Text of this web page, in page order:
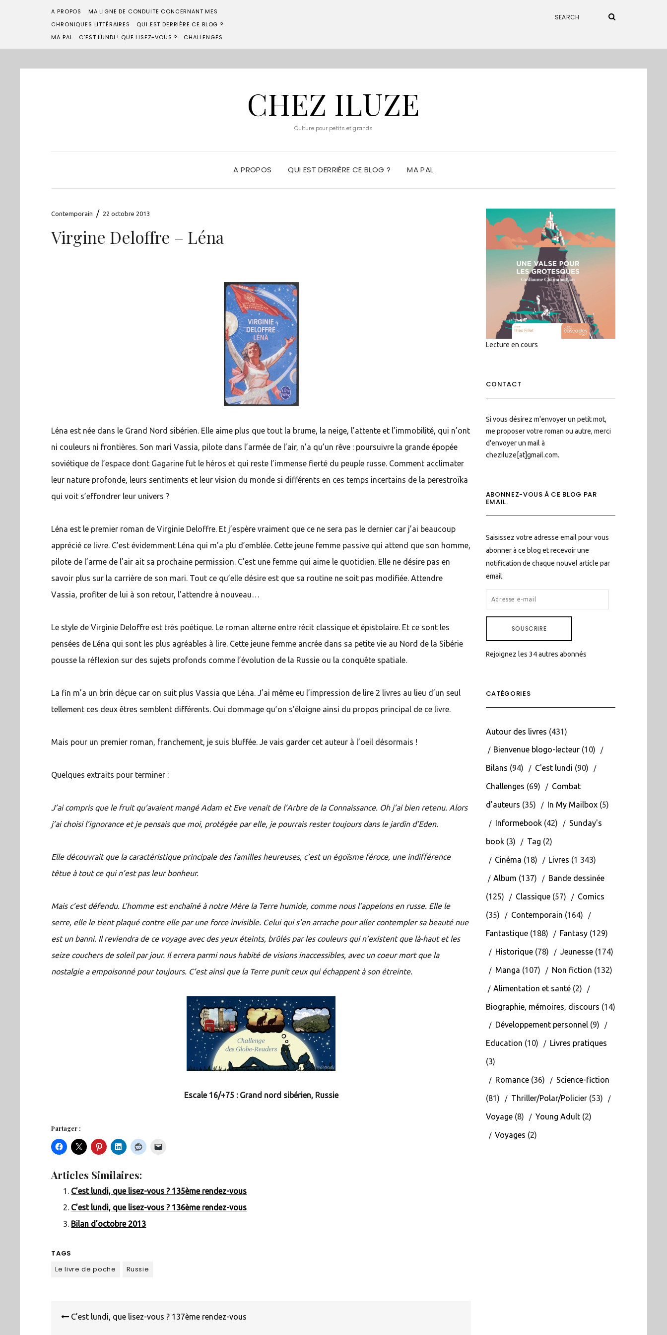
A PROPOS
MA LIGNE DE CONDUITE CONCERNANT MES
CHRONIQUES LITTÉRAIRES
QUI EST DERRIÈRE CE BLOG ?
MA PAL
C’EST LUNDI ! QUE LISEZ-VOUS ? CHALLENGES
CHEZ ILUZE
Culture pour petits et grands
A PROPOS QUI EST DERRIÈRE CE BLOG ? MA PAL
Contemporain / 22 octobre 2013
Virgine Deloffre – Léna
Léna est née dans le Grand Nord sibérien. Elle aime plus que tout la brume, la neige, l’attente et l’immobilité, qui n’ont
ni couleurs ni frontières. Son mari Vassia, pilote dans l’armée de l’air, n’a qu’un rêve : poursuivre la grande épopée
soviétique de l’espace dont Gagarine fut le héros et qui reste l’immense fierté du peuple russe. Comment acclimater
leur nature profonde, leurs sentiments et leur vision du monde si différents en ces temps incertains de la perestroïka
qui voit s’effondrer leur univers ?
Léna est le premier roman de Virginie Deloffre. Et j’espère vraiment que ce ne sera pas le dernier car j’ai beaucoup
apprécié ce livre. C’est évidemment Léna qui m’a plu d’emblée. Cette jeune femme passive qui attend que son homme,
pilote de l’arme de l’air ait sa prochaine permission. C’est une femme qui aime le quotidien. Elle ne désire pas en
savoir plus sur la carrière de son mari. Tout ce qu’elle désire est que sa routine ne soit pas modifiée. Attendre
Vassia, profiter de lui à son retour, l’attendre à nouveau…
Le style de Virginie Deloffre est très poétique. Le roman alterne entre récit classique et épistolaire. Et ce sont les
pensées de Léna qui sont les plus agréables à lire. Cette jeune femme ancrée dans sa petite vie au Nord de la Sibérie
pousse la réflexion sur des sujets profonds comme l’évolution de la Russie ou la conquête spatiale.
La fin m’a un brin déçue car on suit plus Vassia que Léna. J’ai même eu l’impression de lire 2 livres au lieu d’un seul
tellement ces deux êtres semblent différents. Oui dommage qu’on s’éloigne ainsi du propos principal de ce livre.
Mais pour un premier roman, franchement, je suis bluffée. Je vais garder cet auteur à l’oeil désormais !
Quelques extraits pour terminer :
J’ai compris que le fruit qu’avaient mangé Adam et Eve venait de l’Arbre de la Connaissance. Oh j’ai bien retenu. Alors
j’ai choisi l’ignorance et je pensais que moi, protégée par elle, je pourrais rester toujours dans le jardin d’Eden.
Elle découvrait que la caractéristique principale des familles heureuses, c’est un égoïsme féroce, une indifférence
têtue à tout ce qui n’est pas leur bonheur.
Mais c’est défendu. L’homme est enchaîné à notre Mère la Terre humide, comme nous l’appelons en russe. Elle le
serre, elle le tient plaqué contre elle par une force invisible. Celui qui s’en arrache pour aller contempler sa beauté nue
est un banni. Il reviendra de ce voyage avec des yeux éteints, brûlés par les couleurs qui n’existent que là-haut et les
seize couchers de soleil par jour. Il errera parmi nous habité de visions inaccessibles, avec un coeur mort que la
nostalgie a empoisonné pour toujours. C’est ainsi que la Terre punit ceux qui échappent à son étreinte.
Escale 16/+75 : Grand nord sibérien, Russie
Partager :
Articles Similaires:
C’est lundi, que lisez-vous ? 135ème rendez-vous
C’est lundi, que lisez-vous ? 136ème rendez-vous
Bilan d’octobre 2013
TAGS
Le livre de poche
Russie
de
C’est lundi, que lisez-vous ? 137ème rendez-vous
Lecture en cours
CONTACT
Si vous désirez m'envoyer un petit mot,
me proposer votre roman ou autre, merci
d'envoyer un mail à
cheziluze[at]gmail.com.
ABONNEZ-VOUS À CE BLOG PAR
EMAIL.
Saisissez votre adresse email pour vous
abonner à ce blog et recevoir une
notification de chaque nouvel article par
email.
ADRESSE
E-
SOUSCRIRE
Rejoignez les 34 autres abonnés
CATÉGORIES
Autour des livres (431)
Bienvenue blogo-lecteur(10)
Bilans (94) C'est lundi (90)
Challenges (69) Combat
d'auteurs (35) In My Mailbox(5)
Informebook(42) Sunday's
book(3) Tag (2)
Cinéma (18) Livres (1 343)
Album (137) Bande dessinée
(125) Classique(57) Comics
(35) Contemporain (164)
Fantastique(188) Fantasy(129)
Historique(78) Jeunesse(174)
Manga (107) Non fiction (132)
Alimentation et santé(2)
Biographie, mémoires, discours (14)
Développement personnel(9)
Education (10) Livres pratiques
(3)
Romance(36) Science-fiction
(81) Thriller/Polar/Policier(53)
Voyage(8) Young Adult(2)
Voyages (2)